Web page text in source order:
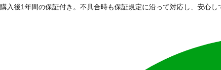
購入後1年間の保証付き。不具合時も保証規定に沿って対応し、安心